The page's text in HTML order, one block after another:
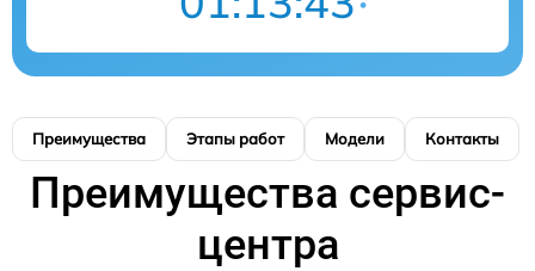
Преимущества Этапы работ Модели Контакты
Преимущества сервис-
центра